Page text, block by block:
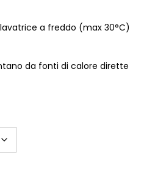
a freddo (max 30°C)
da fonti di calore dirette